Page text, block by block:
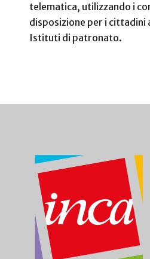
telematica, utilizzando i
disposizione per i cittadini
Istituti di patronato.